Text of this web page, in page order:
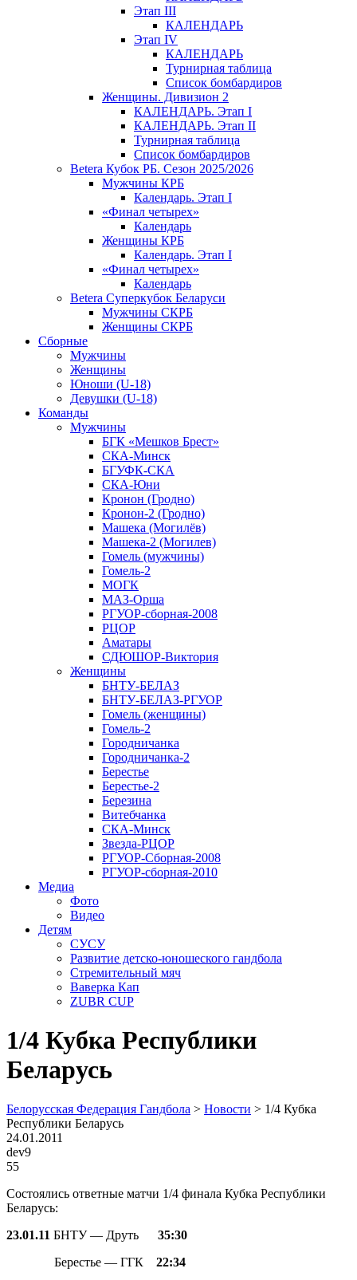
Этап III
КАЛЕНДАРЬ
Этап IV
КАЛЕНДАРЬ
Турнирная таблица
Список бомбардиров
Женщины. Дивизион 2
КАЛЕНДАРЬ. Этап I
КАЛЕНДАРЬ. Этап II
Турнирная таблица
Список бомбардиров
Betera Кубок РБ. Сезон 2025/2026
Мужчины КРБ
Календарь. Этап I
«Финал четырех»
Календарь
Женщины КРБ
Календарь. Этап I
«Финал четырех»
Календарь
Betera Суперкубок Беларуси
Мужчины СКРБ
Женщины СКРБ
Сборные
Мужчины
Женщины
Юноши (U-18)
Девушки (U-18)
Команды
Мужчины
БГК «Мешков Брест»
СКА-Минск
БГУФК-СКА
СКА-Юни
Кронон (Гродно)
Кронон-2 (Гродно)
Машека (Могилёв)
Машека-2 (Могилев)
Гомель (мужчины)
Гомель-2
МОГК
МАЗ-Орша
РГУОР-сборная-2008
РЦОР
Аматары
СДЮШОР-Виктория
Женщины
БНТУ-БЕЛАЗ
БНТУ-БЕЛАЗ-РГУОР
Гомель (женщины)
Гомель-2
Городничанка
Городничанка-2
Берестье
Берестье-2
Березина
Витебчанка
СКА-Минск
Звезда-РЦОР
РГУОР-Сборная-2008
РГУОР-сборная-2010
Медиа
Фото
Видео
Детям
СУСУ
Развитие детско-юношеского гандбола
Стремительный мяч
Ваверка Кап
ZUBR CUP
1/4 Кубка Республики
Беларусь
Белорусская Федерация Гандбола > Новости > 1/4 Кубка
Республики Беларусь
24.01.2011
dev9
55
Состоялись ответные матчи 1/4 финала Кубка Республики
Беларусь:
23.01.11 БНТУ — Друть 35:30
Берестье — ГГК
22:34